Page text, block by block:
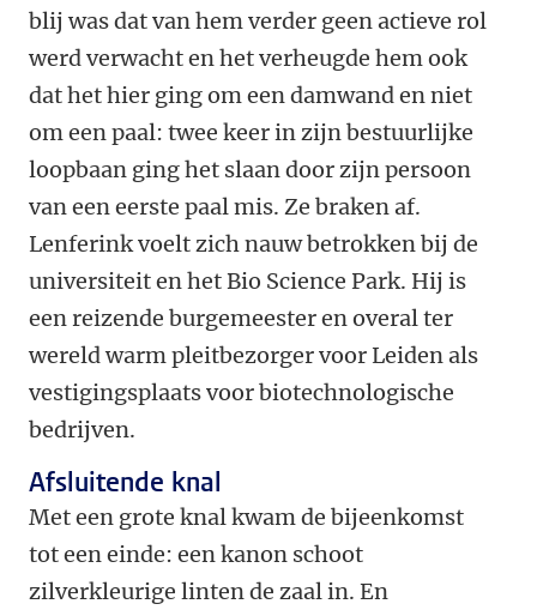
blij was dat van hem verder geen actieve rol
werd verwacht en het verheugde hem ook
dat het hier ging om een damwand en niet
om een paal: twee keer in zijn bestuurlijke
loopbaan ging het slaan door zijn persoon
van een eerste paal mis. Ze braken af.
Lenferink voelt zich nauw betrokken bij de
universiteit en het Bio Science Park. Hij is
een reizende burgemeester en overal ter
wereld warm pleitbezorger voor Leiden als
vestigingsplaats voor biotechnologische
bedrijven.
Afsluitende knal
Met een grote knal kwam de bijeenkomst
tot een einde: een kanon schoot
zilverkleurige linten de zaal in. En